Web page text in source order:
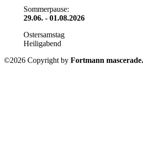
Sommerpause:
29.06. - 01.08.2026
Ostersamstag
Heiligabend
©2026 Copyright by Fortmann